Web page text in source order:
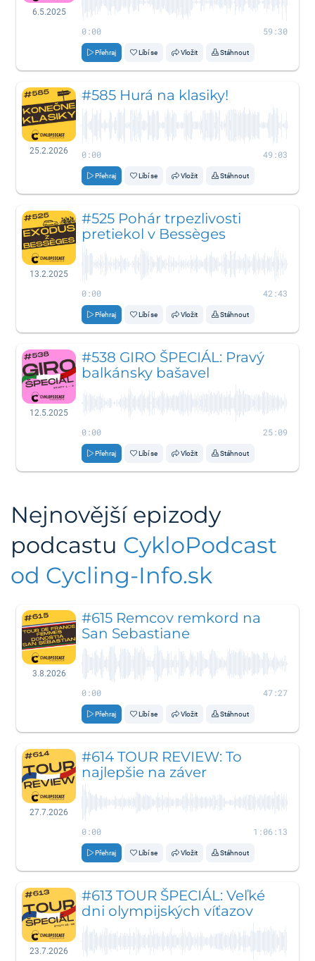
6.5.2025
0:00 59:30
Přehraj Líbí se Vložit Stáhnout
25.2.2026
#585 Hurá na klasiky!
0:00 49:03
Přehraj Líbí se Vložit Stáhnout
13.2.2025
#525 Pohár trpezlivosti
pretiekol v Bessèges
0:00 42:43
Přehraj Líbí se Vložit Stáhnout
12.5.2025
#538 GIRO ŠPECIÁL: Pravý
balkánsky bašavel
0:00 25:09
Přehraj Líbí se Vložit Stáhnout
Nejnovější epizody
podcastu CykloPodcast
od Cycling-Info.sk
3.8.2026
#615 Remcov remkord na
San Sebastiane
0:00 47:27
Přehraj Líbí se Vložit Stáhnout
27.7.2026
#614 TOUR REVIEW: To
najlepšie na záver
0:00 1:06:13
Přehraj Líbí se Vložit Stáhnout
23.7.2026
#613 TOUR ŠPECIÁL: Veľké
dni olympijských víťazov